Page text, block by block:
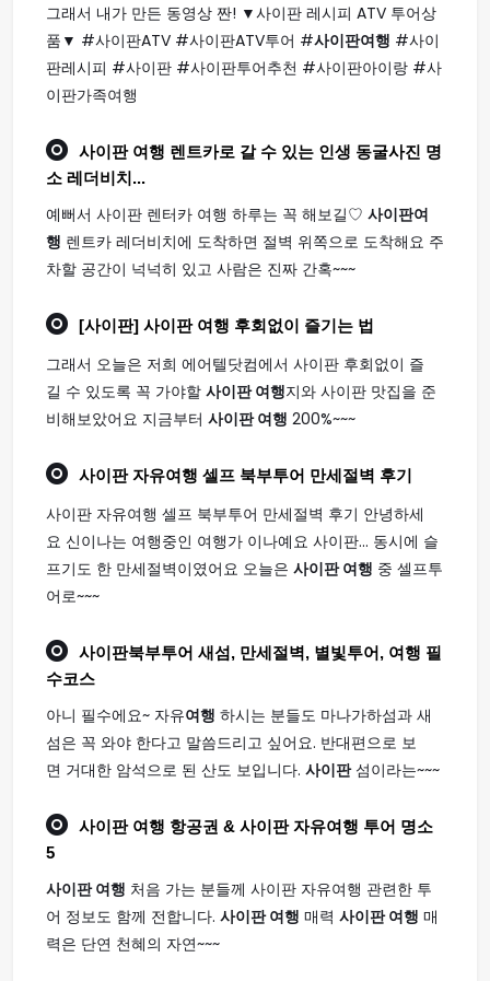
그래서 내가 만든 동영상 짠! ▼사이판 레시피 ATV 투어상
품▼ #사이판ATV #사이판ATV투어 #사이판여행 #사이
판레시피 #사이판 #사이판투어추천 #사이판아이랑 #사
이판가족여행
사이판 여행 렌트카로 갈 수 있는 인생 동굴사진 명
소 레더비치...
예뻐서 사이판 렌터카 여행 하루는 꼭 해보길♡ 사이판여
행 렌트카 레더비치에 도착하면 절벽 위쪽으로 도착해요 주
차할 공간이 넉넉히 있고 사람은 진짜 간혹~~~
[사이판] 사이판 여행 후회없이 즐기는 법
그래서 오늘은 저희 에어텔닷컴에서 사이판 후회없이 즐
길 수 있도록 꼭 가야할 사이판 여행지와 사이판 맛집을 준
비해보았어요 지금부터 사이판 여행 200%~~~
사이판자유여행 셀프 북부투어 만세절벽 후기
사이판 자유여행 셀프 북부투어 만세절벽 후기 안녕하세
요 신이나는 여행중인 여행가 이나예요 사이판... 동시에 슬
프기도 한 만세절벽이였어요 오늘은 사이판 여행 중 셀프투
어로~~~
사이판북부투어 새섬, 만세절벽, 별빛투어, 여행 필
수코스
아니 필수에요~ 자유여행 하시는 분들도 마나가하섬과 새
섬은 꼭 와야 한다고 말씀드리고 싶어요. 반대편으로 보
면 거대한 암석으로 된 산도 보입니다. 사이판섬이라는~~~
사이판 여행 항공권 & 사이판 자유여행 투어 명소
5
사이판 여행 처음 가는 분들께 사이판 자유여행 관련한 투
어 정보도 함께 전합니다. 사이판 여행 매력 사이판 여행 매
력은 단연 천혜의 자연~~~